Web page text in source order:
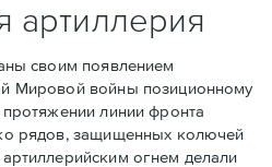
артиллерия
своим появлением
Мировой войны позиционному
линии фронта
рядов, защищенных колючей
огнем делали